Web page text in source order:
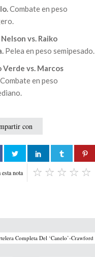
Combate en peso
vs. Raiko
Pelea en peso semipesado.
Verde vs. Marcos
Combate en peso
con
nota
Completa Del ‘Canelo’-Crawford